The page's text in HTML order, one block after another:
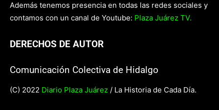
Además tenemos presencia en todas las redes sociales y
contamos con un canal de Youtube: Plaza Juárez TV.
DERECHOS DE AUTOR
Comunicación Colectiva de Hidalgo
(C) 2022 Diario Plaza Juárez / La Historia de Cada Día.